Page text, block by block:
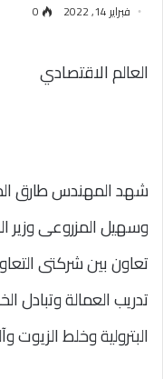
فبراير 14, 2022 0
العالم الاقتصادي
شهد المهندس طارق
وسهيل المزروعى وزير
تعاون بين شركتى
تدريب العمالة وتبادل
البترولية وخلط الزيوت